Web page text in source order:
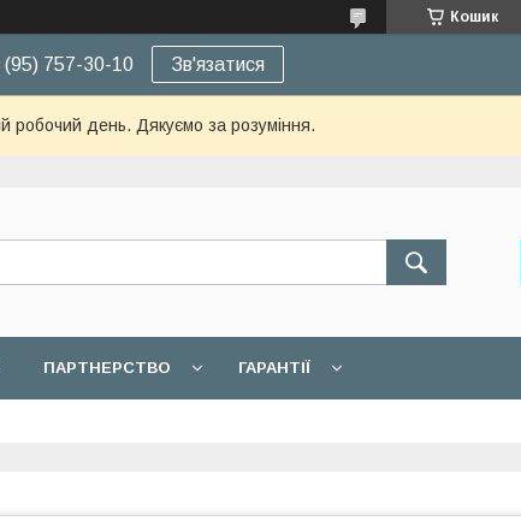
Кошик
(95) 757-30-10 Зв'язатися
робочий день. Дякуємо за розуміння.
ПАРТНЕРСТВО ГАРАНТІЇ